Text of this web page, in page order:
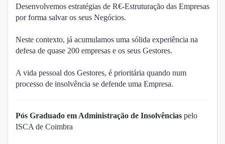
Desenvolvemos estratégias de R€-Estruturação das Empresas
por forma salvar os seus Negócios.
Neste contexto, já acumulamos uma sólida experiência na
defesa de quase 200 empresas e os seus Gestores.
A vida pessoal dos Gestores, é prioritária quando num
processo de insolvência se defende uma Empresa.
Pós Graduado em Administração de Insolvências pelo
ISCA de Coimbra